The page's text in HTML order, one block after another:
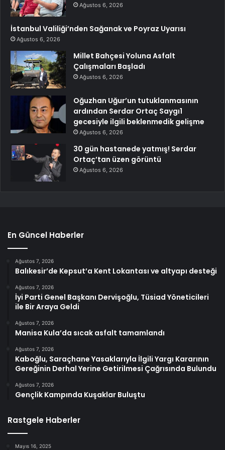
Ağustos 6, 2026
İstanbul Valiliği’nden Sağanak ve Poyraz Uyarısı
Ağustos 6, 2026
Millet Bahçesi Yoluna Asfalt
Çalışmaları Başladı
Ağustos 6, 2026
Oğuzhan Uğur’un tutuklanmasının
ardından Serdar Ortaç Saygı1
gecesiyle ilgili beklenmedik gelişme
Ağustos 6, 2026
30 gün hastanede yatmış! Serdar
Ortaç’tan üzen görüntü
Ağustos 6, 2026
En Güncel Haberler
Ağustos 7, 2026
Balıkesir’de Kepsut’a Kent Lokantası ve altyapı desteği
Ağustos 7, 2026
İyi Parti Genel Başkanı Dervişoğlu, Tüsiad Yöneticileri
ile Bir Araya Geldi
Ağustos 7, 2026
Manisa Kula’da sıcak asfalt tamamlandı
Ağustos 7, 2026
Kaboğlu, Saraçhane Yasaklarıyla İlgili Yargı Kararının
Gereğinin Derhal Yerine Getirilmesi Çağrısında Bulundu
Ağustos 7, 2026
Gençlik Kampında Kuşaklar Buluştu
Rastgele Haberler
Mayıs 16, 2025